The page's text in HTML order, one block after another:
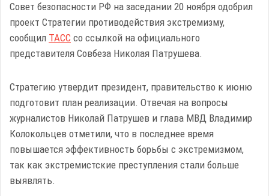
Совет безопасности РФ на заседании 20 ноября одобрил
проект Стратегии противодействия экстремизму,
сообщил ТАСС со ссылкой на официального
представителя Совбеза Николая Патрушева.
Стратегию утвердит президент, правительство к июню
подготовит план реализации. Отвечая на вопросы
журналистов Николай Патрушев и глава МВД Владимир
Колокольцев отметили, что в последнее время
повышается эффективность борьбы с экстремизмом,
так как экстремистские преступления стали больше
выявлять.